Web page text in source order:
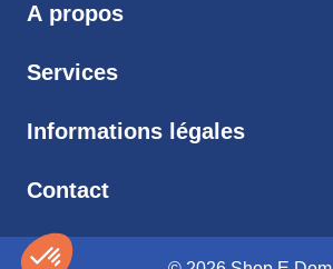
A propos
Services
Informations légales
Contact